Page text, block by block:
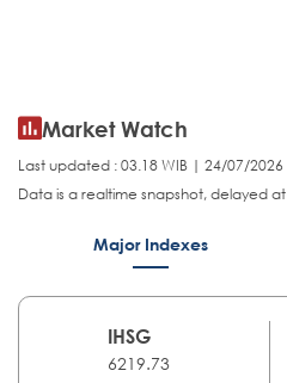
Market Watch
Last updated : 03.18 WIB | 24/07/2026
Data is a realtime snapshot, delayed
Major Indexes
IHSG
6219.73